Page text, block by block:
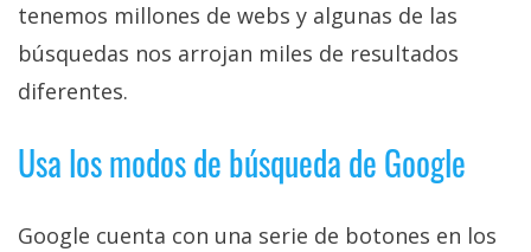
de
privacidad
/
Legal
comunicación
tenemos millones de webs y algunas de las
búsquedas nos arrojan miles de resultados
diferentes.
Usa los modos de búsqueda de Google
Google cuenta con una serie de botones en los